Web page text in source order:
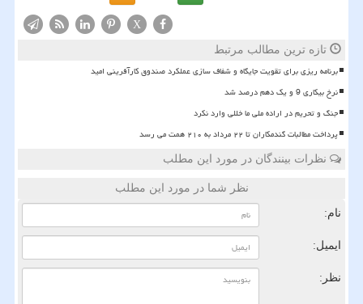
X
تازه ترین مطالب مرتبط
برنامه ریزی برای تقویت جایگاه و شفاف سازی عملکرد صندوق کارآفرینی امید
نرخ بیکاری 9 و یک دهم درصد شد
جنگ و تحریم در اراده ملی ما خللی وارد نکرد
پرداخت مطالبات گندمکاران تا ۲۲ مرداد به ۲۱۰ همت می رسد
نظرات بینندگان در مورد این مطلب
نظر شما در مورد این مطلب
نام:
ایمیل:
نظر: